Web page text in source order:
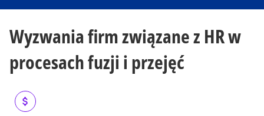
Wyzwania firm związane z HR w
procesach fuzji i przejęć